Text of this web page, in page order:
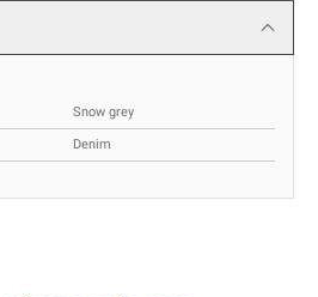
Snow grey
Denim